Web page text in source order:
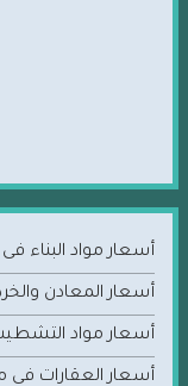
أسعار مواد البناء
أسعار المعادن
أسعار مواد
أسعار العقارات في